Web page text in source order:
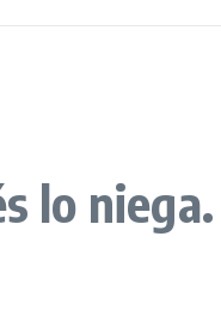
lo niega.